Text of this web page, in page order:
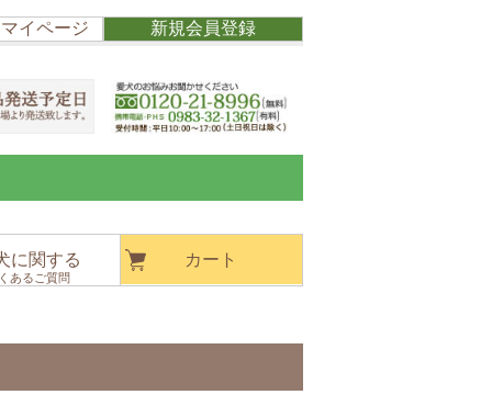
イページ 新規会員登録
に関する
あるご質問
カート